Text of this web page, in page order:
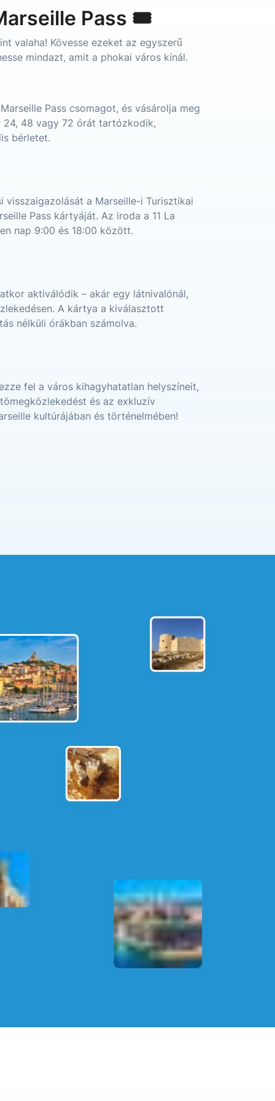
Pass 🎟️
valaha! Kövesse ezeket az egyszerű
mindazt, amit a phokai város kínál.
Pass csomagot, és vásárolja meg
24, 48 vagy 72 órát tartózkodik,
bérletet.
visszaigazolását a Marseille-i Turisztikai
Pass kártyáját. Az iroda a 11 La
nap 9:00 és 18:00 között.
aktiválódik – akár egy látnivalónál,
A kártya a kiválasztott
nélküli órákban számolva.
fel a város kihagyhatatlan helyszíneit,
és az exkluzív
kultúrájában és történelmében!